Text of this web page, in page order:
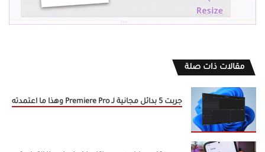
مقالات ذات صلة
جربت 5 بدائل مجانية لـ Premiere Pro وهذا ما اعتمدته